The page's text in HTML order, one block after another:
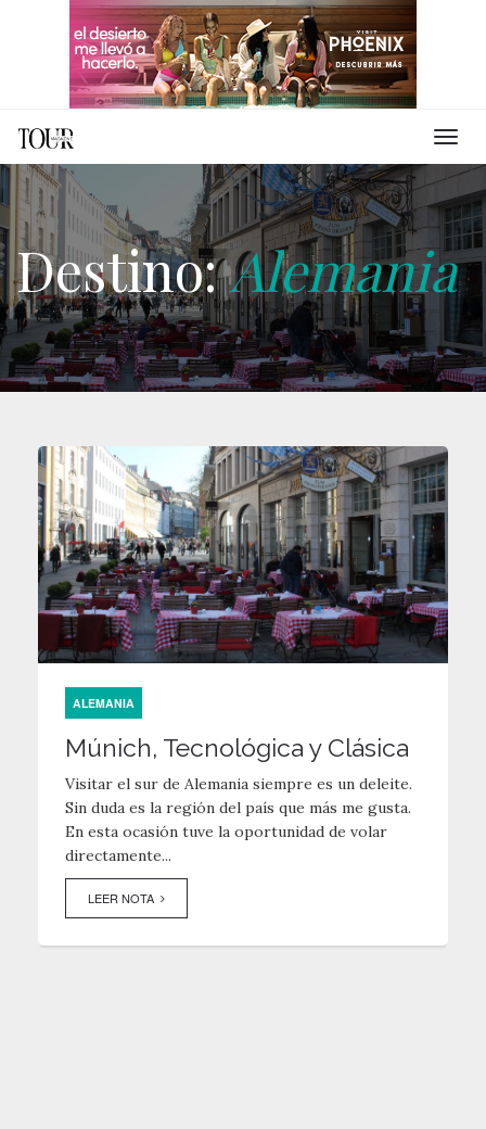
Destino:Alemania
ALEMANIA
Múnich, Tecnológica y Clásica
Visitar el sur de Alemania siempre es un deleite.
Sin duda es la región del país que más me gusta.
En esta ocasión tuve la oportunidad de volar
directamente...
LEER NOTA